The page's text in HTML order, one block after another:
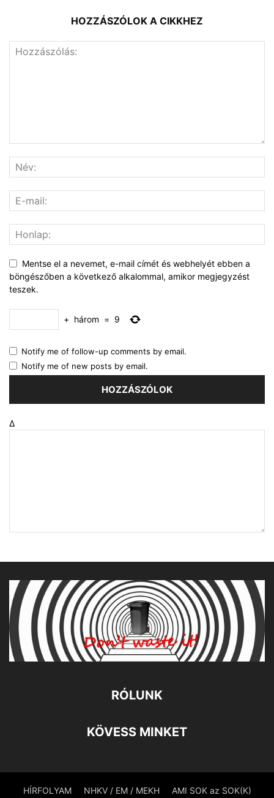
HOZZÁSZÓLOK A CIKKHEZ
Mentse el a nevemet, e-mail címét és webhelyét ebben a
böngészőben a következő alkalommal, amikor megjegyzést
teszek.
+ három = 9
Notify me of follow-up comments by email.
Notify me of new posts by email.
Δ
RÓLUNK
KÖVESS MINKET
HÍRFOLYAM NHKV / EM / MEKH AMI SOK az SOK(K)